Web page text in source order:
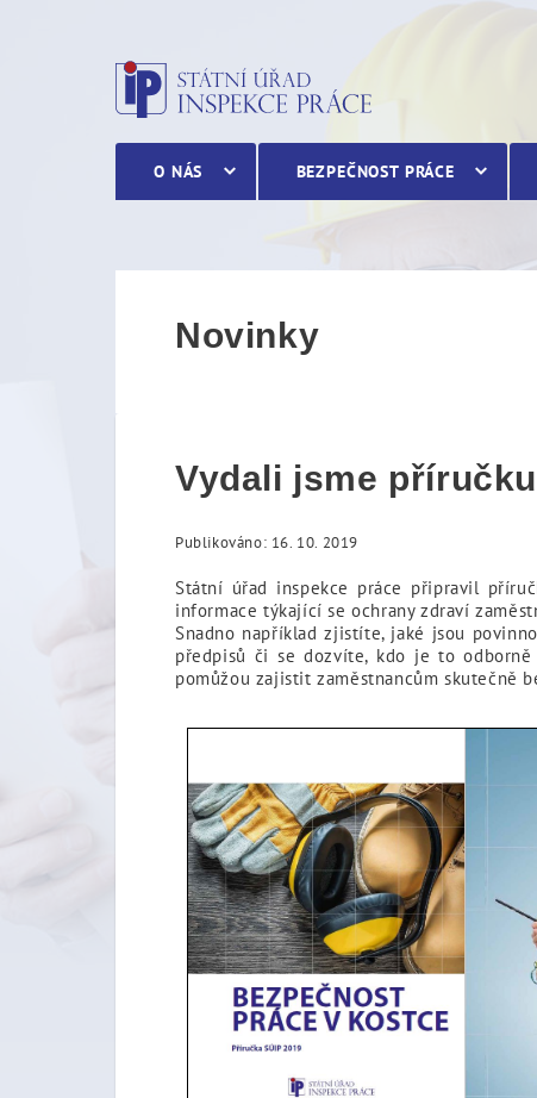
Vydali jsme příručku
O NÁS BEZPEČNOST PRÁCE
Novinky
Vydali jsme příručku
Publikováno: 16. 10. 2019
Státní úřad inspekce práce připravil
informace týkající se ochrany zdraví
Snadno například zjistíte, jaké jsou
předpisů či se dozvíte, kdo je to
pomůžou zajistit zaměstnancům skutečně